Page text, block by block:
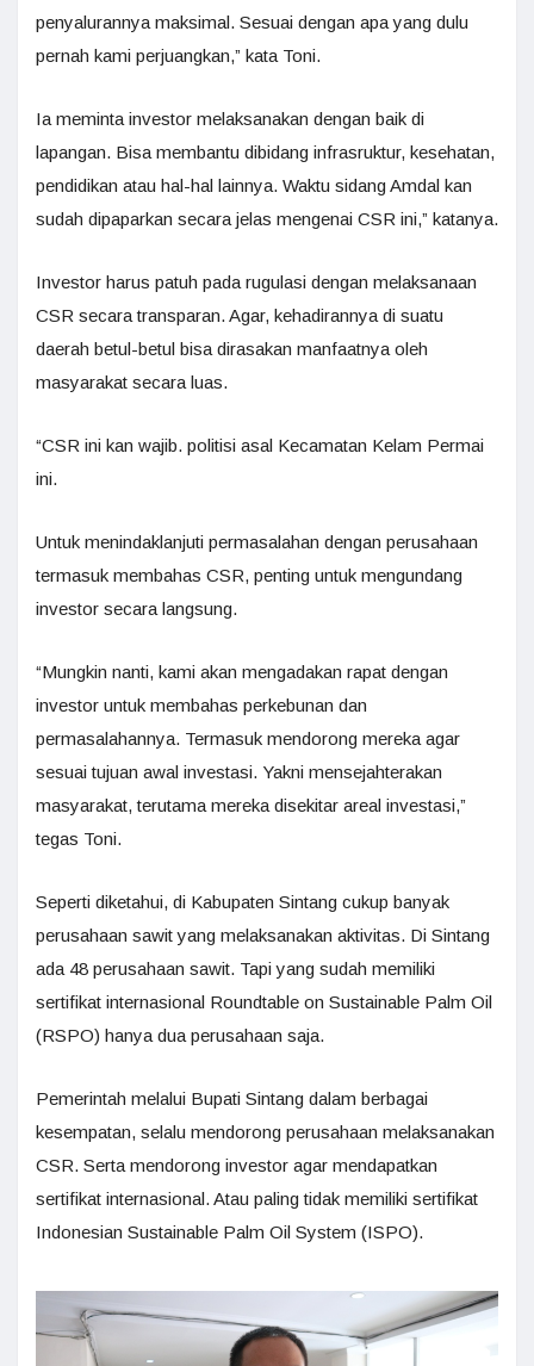
penyalurannya maksimal. Sesuai dengan apa yang dulu
pernah kami perjuangkan,” kata Toni.
Ia meminta investor melaksanakan dengan baik di
lapangan. Bisa membantu dibidang infrasruktur, kesehatan,
pendidikan atau hal-hal lainnya. Waktu sidang Amdal kan
sudah dipaparkan secara jelas mengenai CSR ini,” katanya.
Investor harus patuh pada rugulasi dengan melaksanaan
CSR secara transparan. Agar, kehadirannya di suatu
daerah betul-betul bisa dirasakan manfaatnya oleh
masyarakat secara luas.
“CSR ini kan wajib. politisi asal Kecamatan Kelam Permai
ini.
Untuk menindaklanjuti permasalahan dengan perusahaan
termasuk membahas CSR, penting untuk mengundang
investor secara langsung.
“Mungkin nanti, kami akan mengadakan rapat dengan
investor untuk membahas perkebunan dan
permasalahannya. Termasuk mendorong mereka agar
sesuai tujuan awal investasi. Yakni mensejahterakan
masyarakat, terutama mereka disekitar areal investasi,”
tegas Toni.
Seperti diketahui, di Kabupaten Sintang cukup banyak
perusahaan sawit yang melaksanakan aktivitas. Di Sintang
ada 48 perusahaan sawit. Tapi yang sudah memiliki
sertifikat internasional Roundtable on Sustainable Palm Oil
(RSPO) hanya dua perusahaan saja.
Pemerintah melalui Bupati Sintang dalam berbagai
kesempatan, selalu mendorong perusahaan melaksanakan
CSR. Serta mendorong investor agar mendapatkan
sertifikat internasional. Atau paling tidak memiliki sertifikat
Indonesian Sustainable Palm Oil System (ISPO).